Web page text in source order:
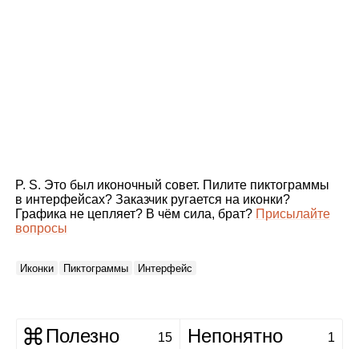
P. S. Это был иконочный совет. Пилите пиктограммы
в интерфейсах? Заказчик ругается на иконки?
Графика не цепляет? В чём сила, брат? Присылайте
вопросы
Иконки Пиктограммы Интерфейс
Полезно 15 Непонятно 1